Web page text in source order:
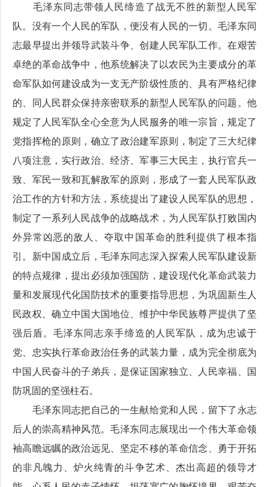
毛泽东同志带领人民缔造了战无不胜的新型人民军
队。没有一个人民的军队，便没有人民的一切。毛泽东同
志最早提出并领导武装斗争、创建人民军队工作。在艰苦
卓绝的革命战争中，他系统解决了以农民为主要成分的革
命军队如何建设成为一支无产阶级性质的、具有严格纪律
的、同人民群众保持亲密联系的新型人民军队的问题。他
规定了人民军队全心全意为人民服务的唯一宗旨，规定了
党指挥枪的原则，确立了政治建军原则，制定了三大纪律
八项注意，实行政治、经济、军事三大民主，执行官兵一
致、军民一致和瓦解敌军的原则，形成了一套人民军队政
治工作的方针和方法，系统提出了建设人民军队的思想，
制定了一系列人民战争的战略战术，为人民军队打败国内
外异常凶恶的敌人、夺取中国革命的胜利提供了根本指
引。新中国成立后，毛泽东同志深入探索人民军队建设新
的特点规律，提出必须加强国防，建设现代化革命武装力
量和发展现代化国防技术的重要指导思想，为巩固新生人
民政权、确立中国大国地位、维护中华民族尊严提供了坚
强后盾。毛泽东同志亲手缔造的人民军队，成为忠诚于
党、忠实执行革命政治任务的武装力量，成为完全彻底为
中国人民奋斗的子弟兵，是保证国家独立、人民幸福、国
防巩固的坚强柱石。
毛泽东同志把自己的一生献给党和人民，留下了永志
后人的崇高精神风范。毛泽东同志展现出一个伟大革命领
袖高瞻远瞩的政治远见、坚定不移的革命信念、勇于开拓
的非凡魄力、炉火纯青的斗争艺术、杰出高超的领导才